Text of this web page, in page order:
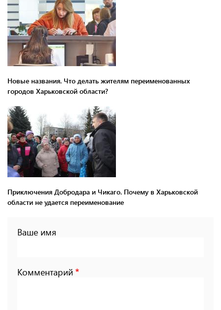
Новые названия. Что делать жителям переименованных
городов Харьковской области?
Приключения Добродара и Чикаго. Почему в Харьковской
области не удается переименование
Ваше имя
Комментарий